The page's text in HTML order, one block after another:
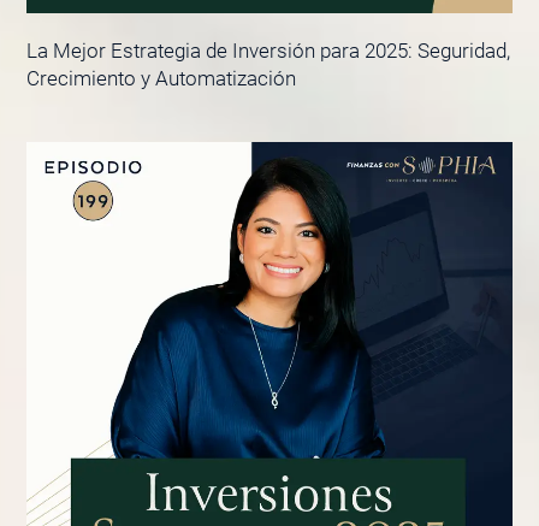
La Mejor Estrategia de Inversión para 2025: Seguridad,
Crecimiento y Automatización